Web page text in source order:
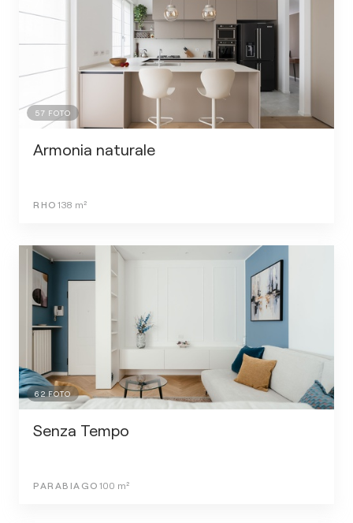
57 FOTO
Armonia naturale
RHO 138 m²
62 FOTO
Senza Tempo
PARABIAGO 100 m²